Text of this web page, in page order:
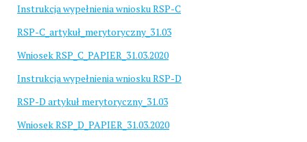
Instrukcja wypełnienia wniosku RSP-C
RSP-C_artykuł_merytoryczny_31.03
Wniosek RSP_C_PAPIER_31.03.2020
Instrukcja wypełnienia wniosku RSP-D
RSP-D artykuł merytoryczny_31.03
Wniosek RSP_D_PAPIER_31.03.2020